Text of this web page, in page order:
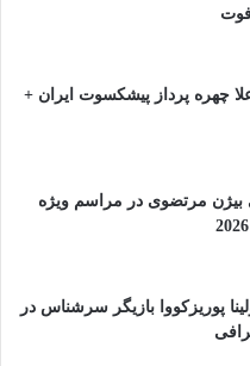
چهره پرداز پیشکسوت ایران +
بیژن مرتضوی در مراسم ویژه
پوریزکووا بازیگر سرشناس در